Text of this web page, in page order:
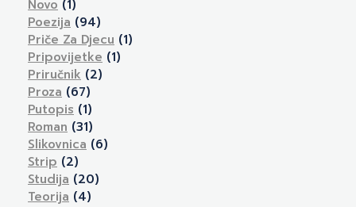
Novo (1)
Poezija (94)
Priče Za Djecu (1)
Pripovijetke (1)
Priručnik (2)
Proza (67)
Putopis (1)
Roman (31)
Slikovnica (6)
Strip (2)
Studija (20)
Teorija (4)